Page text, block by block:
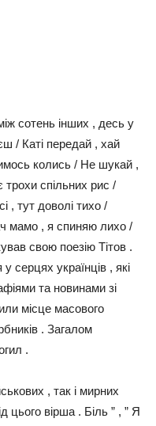
сотень інших , десь у
/ Каті передай , хай
колись / Не шукай ,
трохи спільних рис /
, тут доволі тихо /
мамо , я спиняю лихо /
свою поезію Тітов .
серцях українців , які
та новинами зі
місце масового
. Загалом
.
, так і мирних
цього вірша . Біль ” , ” Я